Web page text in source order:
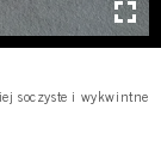
soczyste i wykwintne